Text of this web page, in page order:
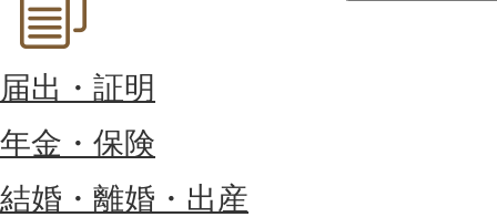
届出・証明
年金・保険
結婚・離婚・出産